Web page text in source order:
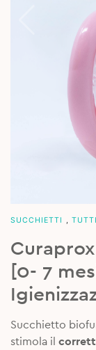
SUCCHIETTI ,
[0- 7
Succhietto
stimola il